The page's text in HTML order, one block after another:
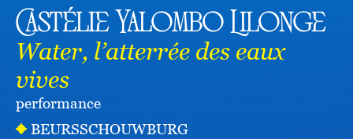
Castélie Yalombo Lilonge
Water, l’atterrée des eaux
vives
performance
BEURSSCHOUWBURG